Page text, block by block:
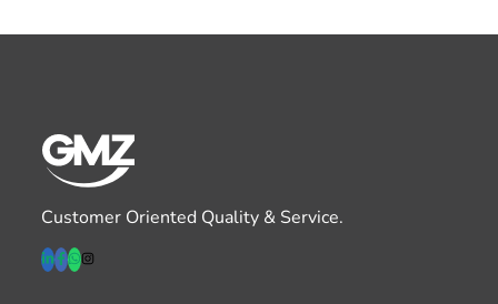
Customer Oriented Quality & Service.